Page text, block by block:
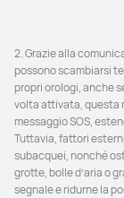
2. Grazie alla
possono scambiarsi
propri orologi, anche
volta attivata, questa
messaggio SOS,
Tuttavia, fattori
subacquei, nonché
grotte, bolle d’aria o
segnale e ridurne la